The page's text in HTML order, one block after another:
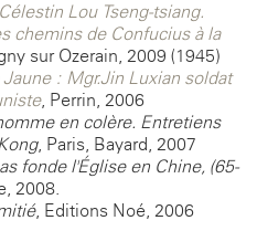
Lou Tseng-tsiang.
chemins de Confucius à la
sur-Ozerain, 2009 (1945)
Jaune : Mgr.Jin Luxian soldat
, Perrin, 2006
en colère. Entretiens
, Paris, Bayard, 2007
fonde l'Église en Chine, (65-
2008.
, Editions Noé, 2006